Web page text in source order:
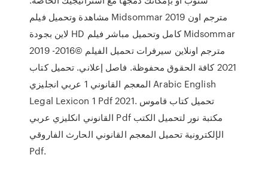
مشاهدة وتحميل فيلم Midsommar 2019 مترجم اون
لاين بجودة HD كامل وتحميل مباشر فيلم Midsommar
2019 مترجم اونلاين سيرفرات تحميل الفيلم ©2016-
2021 كافة الحقوق محفوظة. فاصل إعلاني. تحميل كتاب
المعجم القانوني 1 عربي انجليزي Arabic English
Legal Lexicon 1 Pdf 2021. تحميل كتاب قاموس
القانوني انكليزي عربي Pdf مكتبة نور لتحميل الكتب
الإلكترونية تحميل المعجم القانوني الحارث الفاروقي
Pdf.